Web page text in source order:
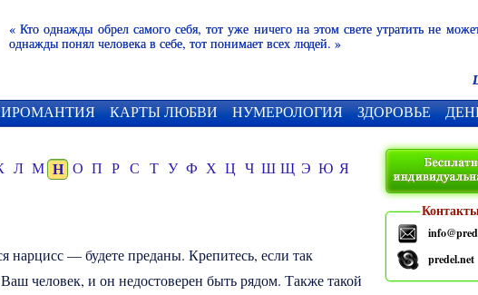
« Кто однажды обрел самого себя, тот уже ничего на этом свете утратить не
однажды понял человека в себе, тот понимает всех людей. »
КАРТЫ ЛЮБВИ НУМЕРОЛОГИЯ ЗДОРОВЬЕ
Л М Н О П Р С Т У Ф Х Ц Ч Ш Щ Э Ю Я
нарцисс— будете преданы. Крепитесь, если так
человек, и он недостоверен быть рядом. Также такой
predel.net